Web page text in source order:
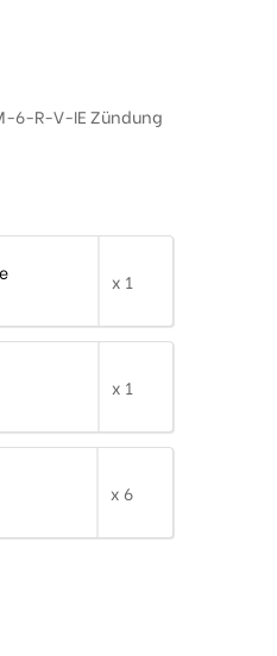
6-R-V-IE Zündung
x 1
x 1
x 6